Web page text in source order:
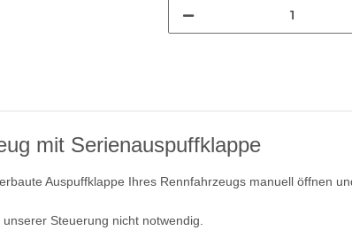
mit Serienauspuffklappe
Auspuffklappe Ihres Rennfahrzeugs manuell öffnen
Steuerung nicht notwendig.